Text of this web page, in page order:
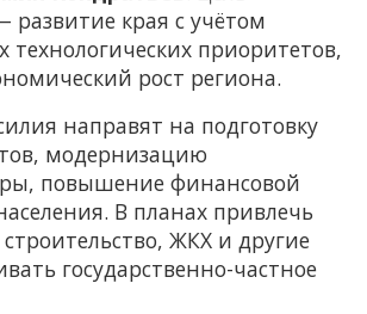
развитие края с учётом
приоритетов,
рост региона.
направят на подготовку
модернизацию
повышение финансовой
В планах привлечь
ЖКХ и другие
государственно-частное